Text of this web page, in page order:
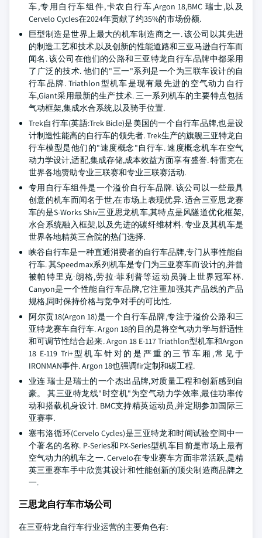
车,专用自行车组件,卡农自行车,Argon 18,BMC 瑞士,以及
Cervelo Cycles在2024年贡献了约35%的市场份额.
巨型制造是世界上最大的机车制造商之一. 该公司以其先进
的制造工艺和技术,以及创新的性能道路和三亚马逊自行车而
闻名. 该公司在他们的公路和三亚特龙自行车品牌中都采用
了广泛的技术. 他们的"三一"系列是一个为三联车设计的自
行车品牌. Triathlon型机车是现有最先进的空气动力自行
车,Giant采用最新的生产技术. 三一系列机车的主要特点包括
气动框架,集成水合系统,以及骑手位置.
Trek自行车(英語:Trek Bicle)是美国的一个自行车品牌,也是设
计制造性能高的自行车的领先者. Trek生产的旗舰三亚特龙自
行车模型是他们的"速度概念"自行车. 速度概念机车在空气
动力学设计,适配,集成存储,成本效益方面享有盛誉. 特雷克在
世界各地赞助专业三联赛和专业三联赛活动.
专用自行车组件是一个溢价自行车品牌. 该公司以一些最具
创意的机车而闻名于世,在市场上表现优异. 适合三亚思龙赛
车的是S-Works Shiv三亚思龙机车,其特点是风隧道优化框架,
水合系统融入框架,以及先进的碳纤维材料. 专业及其机车是
世界各地精英三合院的热门选择.
峡谷自行车是一种直通消费者的自行车品牌,专门从事性能自
行车. 其Speedmax系列机车是专门为三亚赛车而设计的,并曾
被帕特里克·朗格,劳拉·菲利普等运动员骑上世界冠军杯.
Canyon是一个性能自行车品牌,它注重加强其产品线的产品
规格,同时保持价格与竞争对手的可比性.
阿尔贡18(Argon 18)是一个自行车品牌,专注于溢价公路和三
亚特龙赛车自行车. Argon 18的目的是将空气动力学与舒适性
和可调节性结合起来. Argon 18 E-117 Triathlon型机车和Argon
18 E-119 Tri+型机车针对的是严重的三节车厢,常见于
IRONMAN事件. Argon 18也强调fir定制和碳工程.
业连 瑞士是瑞士的一个杰出品牌,对质量工程和创新感到自
豪。 其三亚特龙线"时空机"为空气动力学效率,最佳功率传
动和搭载机身设计. BMC支持精英运动员,并定期参加国际三
亚赛事.
塞韦洛循环(Cervelo Cycles)是三亚特龙和时间试验空间中一
个著名的名称. P-Series和PX-Series型机车目前是市场上最有
空气动力的机车之一. Cervelo在专业赛车方面非常活跃,是精
英三重赛车手中欣赏其设计和性能创新的顶尖制造商品牌之
一.
三思龙自行车市场公司
在三亚特龙自行车行业运营的主要角色有: